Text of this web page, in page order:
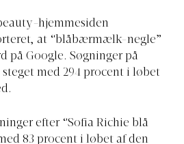
hjemmesiden
at “blåbærmælk-negle”
på Google. Søgninger på
med 294 procent i løbet
efter “Sofia Richie blå
83 procent i løbet af den